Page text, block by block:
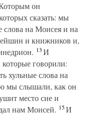
он
сказать: мы
слова на Моисея и на
и книжников и,
13И
говорили:
хульные слова на
мы слышали, как он
место сие и
нам Моисей. 15И